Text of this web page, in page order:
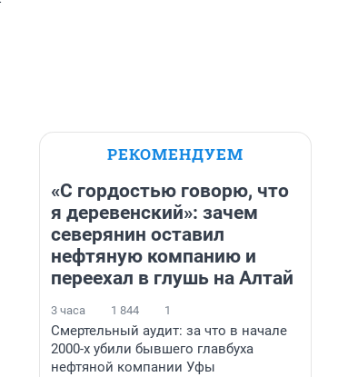
РЕКОМЕНДУЕМ
«С гордостью говорю, что
я деревенский»: зачем
северянин оставил
нефтяную компанию и
переехал в глушь на Алтай
3 часа 1 844 1
Смертельный аудит: за что в начале
2000-х убили бывшего главбуха
нефтяной компании Уфы